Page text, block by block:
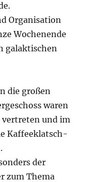
Organisation
Wochenende
galaktischen
die großen
waren
vertreten und im
Kaffeeklatsch-
der
zum Thema